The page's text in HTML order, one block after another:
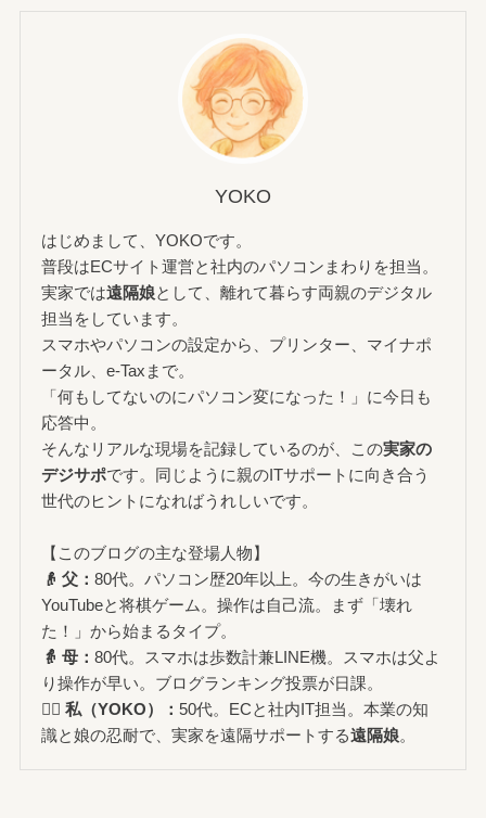
YOKO
はじめまして、YOKOです。
普段はECサイト運営と社内のパソコンまわりを担当。
実家では遠隔娘として、離れて暮らす両親のデジタル
担当をしています。
スマホやパソコンの設定から、プリンター、マイナポ
ータル、e-Taxまで。
「何もしてないのにパソコン変になった！」に今日も
応答中。
そんなリアルな現場を記録しているのが、この実家の
デジサポです。同じように親のITサポートに向き合う
世代のヒントになればうれしいです。
【このブログの主な登場人物】
👴 父：80代。パソコン歴20年以上。今の生きがいは
YouTubeと将棋ゲーム。操作は自己流。まず「壊れ
た！」から始まるタイプ。
👵 母：80代。スマホは歩数計兼LINE機。スマホは父よ
り操作が早い。ブログランキング投票が日課。
🙋‍♀️ 私（YOKO）：50代。ECと社内IT担当。本業の知
識と娘の忍耐で、実家を遠隔サポートする遠隔娘。